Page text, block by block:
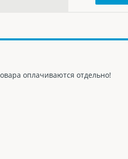
оплачиваются отдельно!